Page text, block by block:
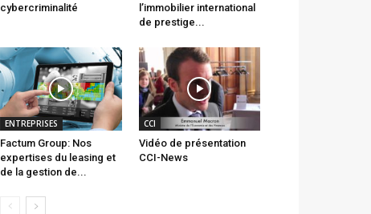
cybercriminalité
l’immobilier international
de prestige...
ENTREPRISES
Factum Group: Nos
expertises du leasing et
de la gestion de...
CCI
Vidéo de présentation
CCI-News